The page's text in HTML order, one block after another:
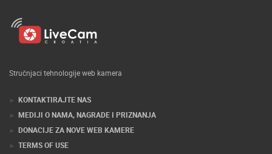
Stručnjaci tehnologije web kamera
KONTAKTIRAJTE NAS
MEDIJI O NAMA, NAGRADE I PRIZNANJA
DONACIJE ZA NOVE WEB KAMERE
TERMS OF USE